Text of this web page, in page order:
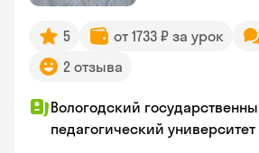
5 от 1733 ₽ за урок
2 отзыва
Вологодский
педагогический университет